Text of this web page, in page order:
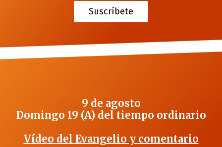
Suscríbete
9 de agosto
Domingo 19 (A) del tiempo ordinario
Vídeo del Evangelio y comentario